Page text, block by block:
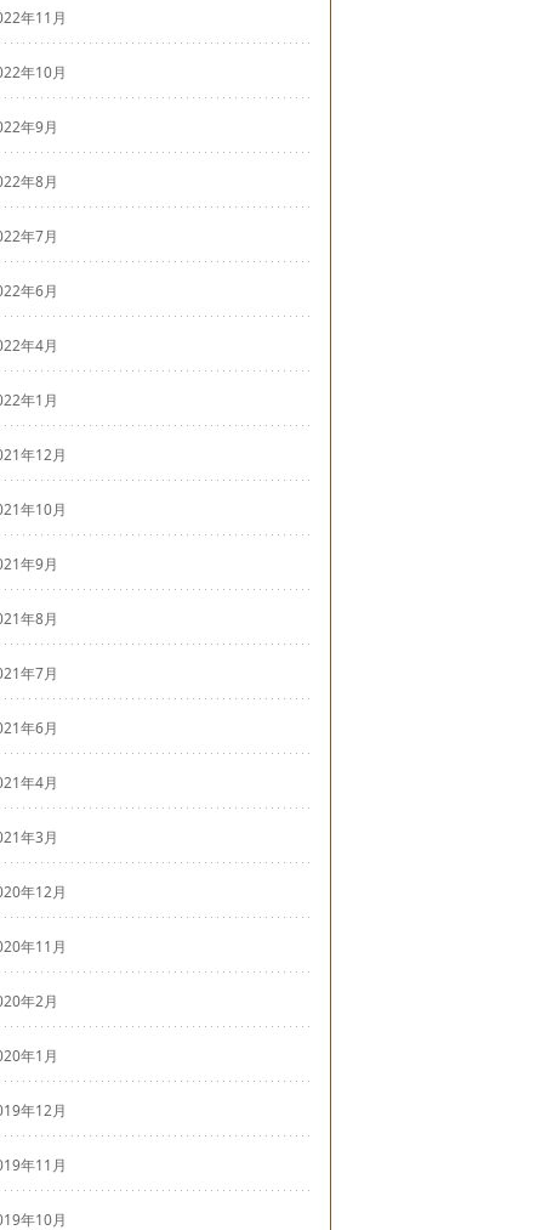
年11月
年10月
年9月
年8月
年7月
年6月
年4月
年1月
年12月
年10月
年9月
年8月
年7月
年6月
年4月
年3月
年12月
年11月
年2月
年1月
年12月
年11月
年10月